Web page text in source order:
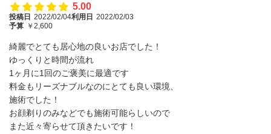
5.00
投稿日 2022/02/04利用日 2022/02/03
予算 ￥2,600
綺麗でとても居心地の良いお店でした！
ゆっくりと時間が流れ
1ヶ月に1回のご褒美に最適です
料金もリーズナブルなのにとても良い環境、
施術でした！
お顔剃りのみなどでも施術可能らしいので
また近々寄らせて頂きたいです！